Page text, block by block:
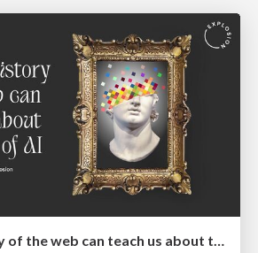
What the history of the web can teach us about the future of AI